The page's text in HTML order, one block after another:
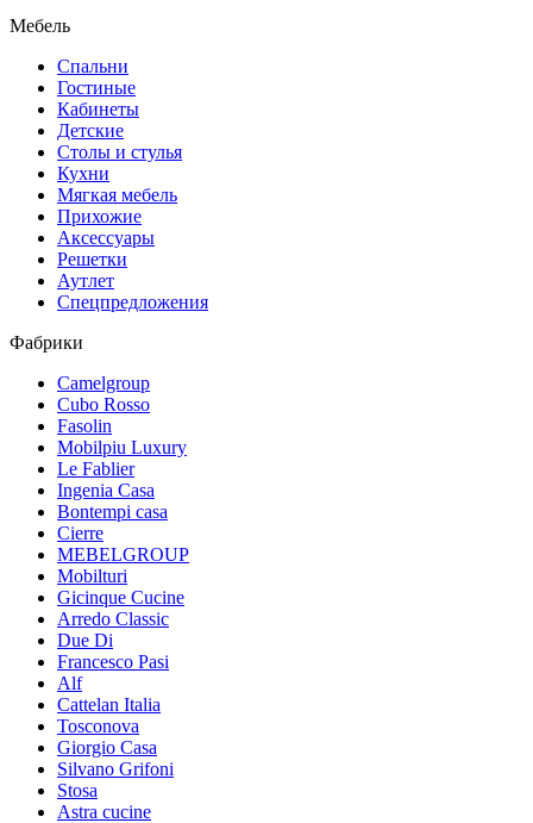
Мебель
Спальни
Гостиные
Кабинеты
Детские
Столы и стулья
Кухни
Мягкая мебель
Прихожие
Аксессуары
Решетки
Аутлет
Спецпредложения
Фабрики
Camelgroup
Cubo Rosso
Fasolin
Mobilpiu Luxury
Le Fablier
Ingenia Casa
Bontempi casa
Cierre
MEBELGROUP
Mobilturi
Gicinque Cucine
Arredo Classic
Due Di
Francesco Pasi
Alf
Cattelan Italia
Tosconova
Giorgio Casa
Silvano Grifoni
Stosa
Astra cucine